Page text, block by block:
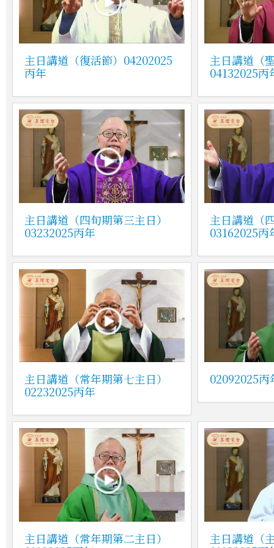
主日講道（復活節）04202025
丙年
主日講道（
04132025丙
主日講道（四旬期第三主日）
03232025丙年
主日講道（
03162025丙
主日講道（常年期第七主日）
02232025丙年
02092025
主日講道（常年期第二主日）
主日講道（